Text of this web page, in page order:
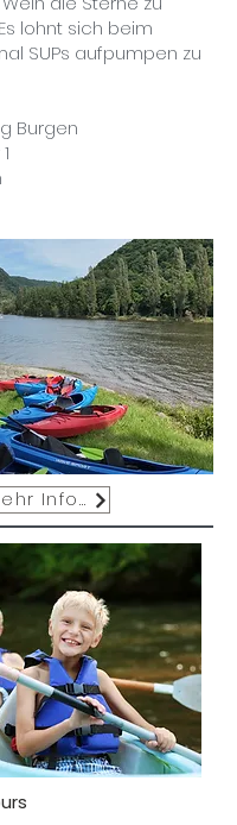
lohnt sich beim
SUPs aufpumpen zu
Burgen
Mehr Infos